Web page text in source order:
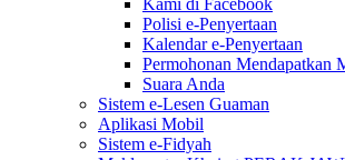
Kami di Facebook
Polisi e-Penyertaan
Kalendar e-Penyertaan
Permohonan Mendapatkan
Suara Anda
Sistem e-Lesen Guaman
Aplikasi Mobil
Sistem e-Fidyah